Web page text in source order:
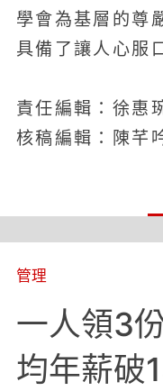
學會為基層的尊
具備了讓人心服
責任編輯：徐惠
核稿編輯：陳芊
管理
一人領3
均年薪破